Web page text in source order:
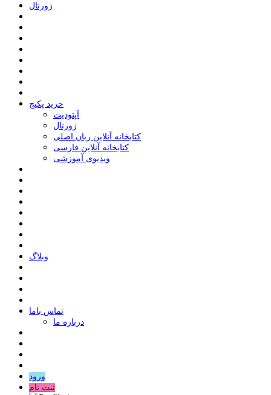
ﮊﻭﺭﻧﺎﻝ
خرید پکیج
ﺁﭘﺘﻮﺩﯾﺖ
ﮊﻭﺭﻧﺎﻝ
کتابخانه آنلاین زبان اصلی
کتابخانه آنلاین فارسی
ویدیوی آموزشی
وبلاگ
ﺗﻤﺎﺱ ﺑﺎﻣﺎ
درباره ما
ورود
ثبت نام